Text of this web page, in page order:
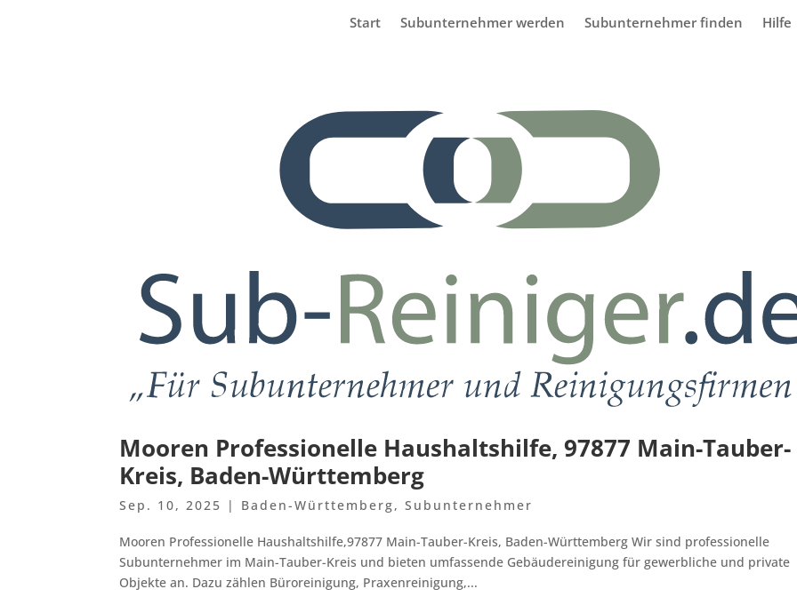
Start Subunternehmer werden Subunternehmer finden Hilfe
Mooren Professionelle Haushaltshilfe, 97877 Main-Tauber-
Kreis, Baden-Württemberg
Sep. 10, 2025 | Baden-Württemberg,Subunternehmer
Mooren Professionelle Haushaltshilfe,97877 Main-Tauber-Kreis, Baden-Württemberg Wir sind professionelle
Subunternehmer im Main-Tauber-Kreis und bieten umfassende Gebäudereinigung für gewerbliche und private
Objekte an. Dazu zählen Büroreinigung, Praxenreinigung,...